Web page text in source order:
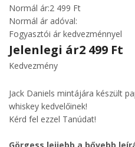
Normál ár:2 499 Ft
Normál ár adóval:
Fogyasztói ár kedvezménnyel
Jelenlegi ár2 499 Ft
Kedvezmény
Jack Daniels mintájára készült
whiskey kedvelőinek!
Kérd fel ezzel Tanúdat!